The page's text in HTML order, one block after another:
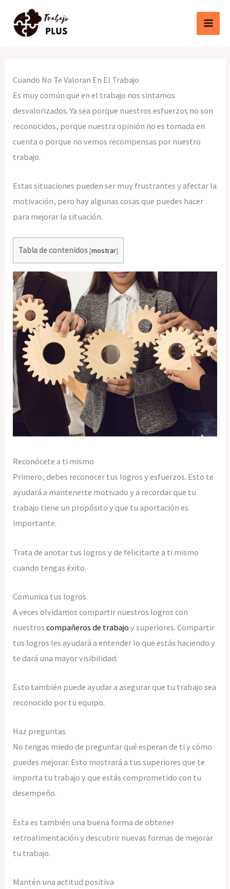
contenido
Cuando No Te Valoran En El Trabajo
Es muy común que en el trabajo nos sintamos
desvalorizados. Ya sea porque nuestros esfuerzos no son
reconocidos, porque nuestra opinión no es tomada en
cuenta o porque no vemos recompensas por nuestro
trabajo.
Estas situaciones pueden ser muy frustrantes y afectar la
motivación, pero hay algunas cosas que puedes hacer
para mejorar la situación.
Tabla de contenidos [mostrar]
Reconócete a ti mismo
Primero, debes reconocer tus logros y esfuerzos. Esto te
ayudará a mantenerte motivado y a recordar que tu
trabajo tiene un propósito y que tu aportación es
importante.
Trata de anotar tus logros y de felicitarte a ti mismo
cuando tengas éxito.
Comunica tus logros
A veces olvidamos compartir nuestros logros con
nuestroscompañeros de trabajo y superiores. Compartir
tus logros les ayudará a entender lo que estás haciendo y
te dará una mayor visibilidad.
Esto también puede ayudar a asegurar que tu trabajo sea
reconocido por tu equipo.
Haz preguntas
No tengas miedo de preguntar qué esperan de ti y cómo
puedes mejorar. Esto mostrará a tus superiores que te
importa tu trabajo y que estás comprometido con tu
desempeño.
Esta es también una buena forma de obtener
retroalimentación y descubrir nuevas formas de mejorar
tu trabajo.
Mantén una actitud positiva